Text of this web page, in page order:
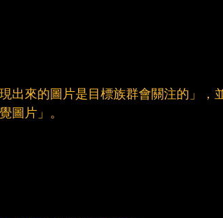
出來的圖片是目標族群會關注的」，
圖片」。